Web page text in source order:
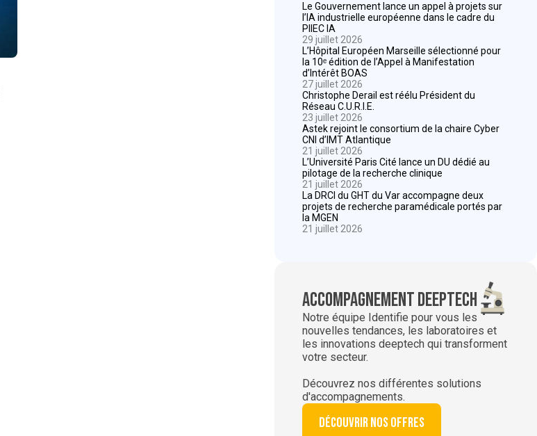
Le Gouvernement lance un appel à projets sur
l’IA industrielle européenne dans le cadre du
PIIEC IA
29 juillet 2026
L’Hôpital Européen Marseille sélectionné pour
la 10ᵉ édition de l’Appel à Manifestation
d’Intérêt BOAS
27 juillet 2026
Christophe Derail est réélu Président du
Réseau C.U.R.I.E.
23 juillet 2026
Astek rejoint le consortium de la chaire Cyber
CNI d’IMT Atlantique
21 juillet 2026
L’Université Paris Cité lance un DU dédié au
pilotage de la recherche clinique
21 juillet 2026
La DRCI du GHT du Var accompagne deux
projets de recherche paramédicale portés par
la MGEN
21 juillet 2026
Accompagnement deeptech
Notre équipe Identifie pour vous les
nouvelles tendances, les laboratoires et
les innovations deeptech qui transforment
votre secteur.
Découvrez nos différentes solutions
d'accompagnements.
Découvrir nos offres